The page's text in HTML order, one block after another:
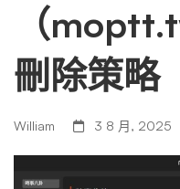
（
負
面
（
刪除策略
William 3 8 月, 2025